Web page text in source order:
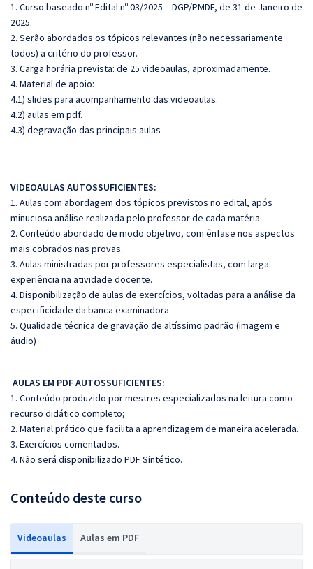
1. Curso baseado nº Edital nº 03/2025 – DGP/PMDF, de 31 de Janeiro de
2025.
2. Serão abordados os tópicos relevantes (não necessariamente
todos) a critério do professor.
3. Carga horária prevista: de 25 videoaulas, aproximadamente.
4. Material de apoio:
4.1) slides para acompanhamento das videoaulas.
4.2) aulas em pdf.
4.3) degravação das principais aulas
VIDEOAULAS AUTOSSUFICIENTES:
1. Aulas com abordagem dos tópicos previstos no edital, após
minuciosa análise realizada pelo professor de cada matéria.
2. Conteúdo abordado de modo objetivo, com ênfase nos aspectos
mais cobrados nas provas.
3. Aulas ministradas por professores especialistas, com larga
experiência na atividade docente.
4. Disponibilização de aulas de exercícios, voltadas para a análise da
especificidade da banca examinadora.
5. Qualidade técnica de gravação de altíssimo padrão (imagem e
áudio)
AULAS EM PDF AUTOSSUFICIENTES:
1. Conteúdo produzido por mestres especializados na leitura como
recurso didático completo;
2. Material prático que facilita a aprendizagem de maneira acelerada.
3. Exercícios comentados.
4. Não será disponibilizado PDF Sintético.
Conteúdo deste curso
Videoaulas Aulas em PDF